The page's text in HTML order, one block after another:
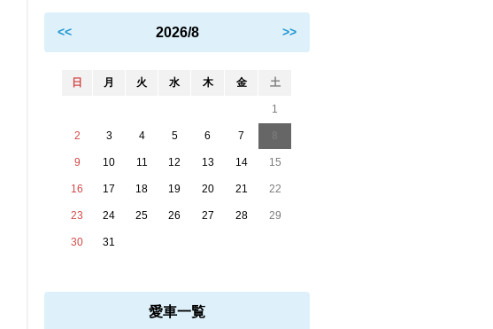
<< 2026/8 >>
日 月 火 水 木 金 土
1
2 3 4 5 6 7
9 10 11 12 13 14 15
16 17 18 19 20 21 22
23 24 25 26 27 28 29
30 31
愛車一覧